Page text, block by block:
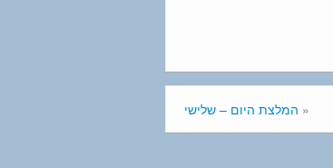
« המלצת היום – שלישי